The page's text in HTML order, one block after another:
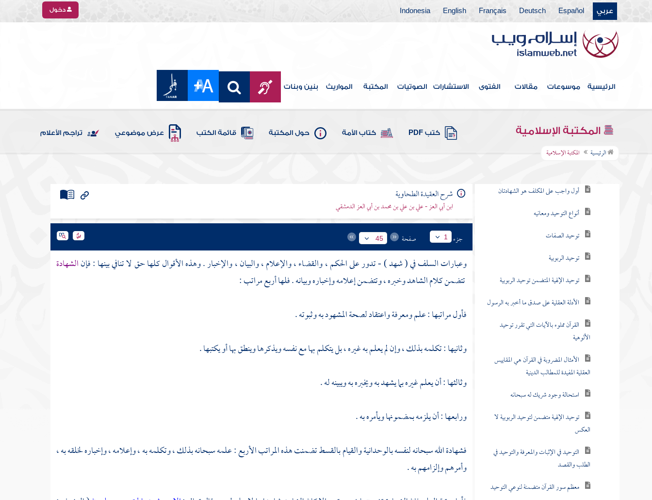
عربي Español
Deutsch
Français
English
Indonesia دخول
الرئيسية موسوعات مقالات الفتوى الاستشارات الصوتيات المكتبة المواريث بنين وبنات
المكتبة الإسلامية كتب PDF كتاب الأمة حول المكتبة قائمة الكتب عرض موضوعي تراجم الأعلام
الرئيسية المكتبة الإسلامية
فهرس الكتاب
مقدمة الشارح
التوحيد
أول واجب على المكلف هو الشهادتان
أنواع التوحيد ومعانيه
توحيد الصفات
توحيد الربوبية
توحيد الإلهية المتضمن توحيد الربوبية
الأدلة العقلية على صدق ما أخبر به الرسول
القرآن مملوء بالآيات التي تقرر توحيد
الألوهية
الأمثال المضروبة في القرآن هي المقاييس
العقلية المفيدة للمطالب الدينية
استحالة وجود شريك له سبحانه
توحيد الإلهية متضمن لتوحيد الربوبية لا
العكس
التوحيد في الإثبات والمعرفة والتوحيد في
الطلب والقصد
معظم سور القرآن متضمنة لنوعي التوحيد
شرح العقيدة الطحاوية
ابن أبي العز - علي بن علي بن محمد بن أبي العز الدمشقي
جزء 1 صفحة 45
وعبارات السلف في ( شهد ) - تدور على الحكم ، والقضاء ، والإعلام ، والبيان ، والإخبار . وهذه الأقوال كلها حق لا تنافي بينها : فإنالشهادة
تتضمن كلام الشاهد وخبره ، وتتضمن إعلامه وإخباره وبيانه . فلها أربع مراتب :
فأول مراتبها : علم ومعرفة واعتقاد لصحة المشهود به وثبوته .
وثانيها : تكلمه بذلك ، وإن لم يعلم به غيره ، بل يتكلم بها مع نفسه ويذكرها وينطق بها أو يكتبها .
وثالثها : أن يعلم غيره بما يشهد به ويخبره به ويبينه له .
ورابعها : أن يلزمه بمضمونها ويأمره به .
فشهادة الله سبحانه لنفسه بالوحدانية والقيام بالقسط تضمنت هذه المراتب الأربع : علمه سبحانه بذلك ، وتكلمه به ، وإعلامه ، وإخباره لخلقه به ،
وأمرهم وإلزامهم به .